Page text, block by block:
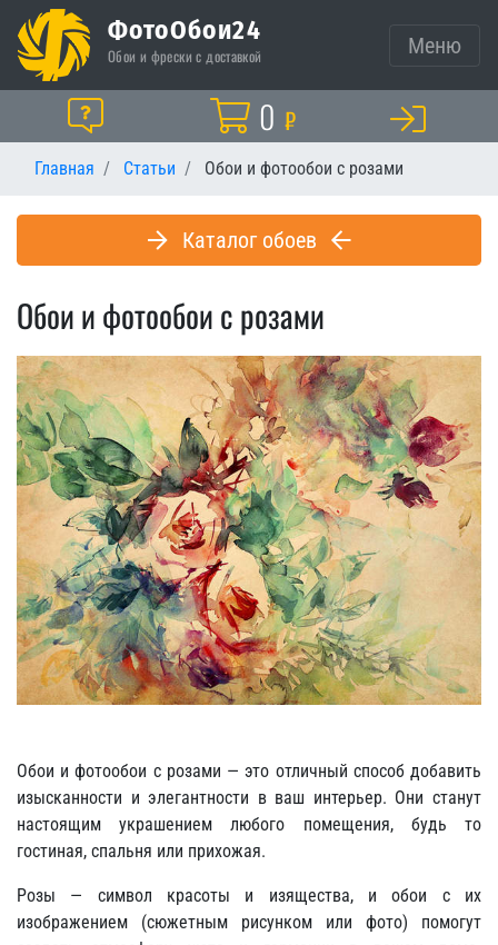
ФотоОбои24
Обои и фрески с доставкой Меню
Помощь Корзина
0 ₽
Главная Статьи Обои и фотообои с розами
Каталог обоев
Обои и фотообои с розами
Обои и фотообои с розами — это отличный способ добавить
изысканности и элегантности в ваш интерьер. Они станут
настоящим украшением любого помещения, будь то
гостиная, спальня или прихожая.
Розы — символ красоты и изящества, и обои с их
изображением (сюжетным рисунком или фото) помогут